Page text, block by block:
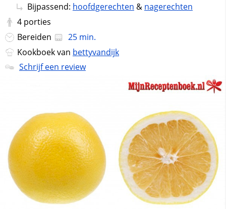
Bijpassend: hoofdgerechten & nagerechten
4 porties
Bereiden
25 min.
Kookboek van bettyvandijk
Schrijf een review